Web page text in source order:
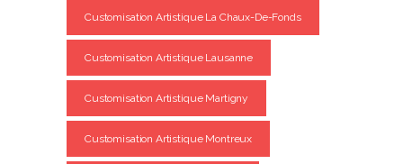
Customisation Artistique La Chaux-De-Fonds
Customisation Artistique Lausanne
Customisation Artistique Martigny
Customisation Artistique Montreux